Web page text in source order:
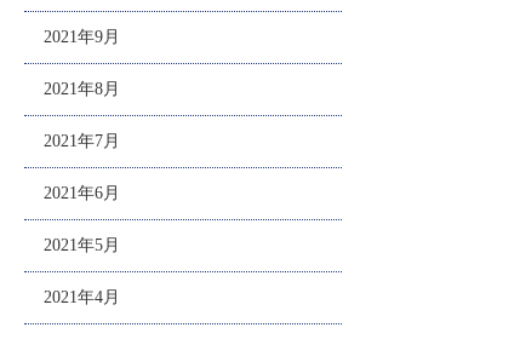
2021年9月
2021年8月
2021年7月
2021年6月
2021年5月
2021年4月